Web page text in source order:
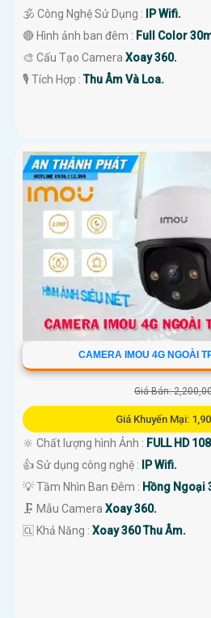
🕉️ Công Nghệ Sử Dụng :
IP Wifi.
🔴 Hình ảnh ban đêm : Full Color
🎨 Cấu Tạo Camera Xoay 360.
️🎙 Tích Hợp :Thu Âm Và Loa.
CAMERA IMOU 4G NGOÀI
Giá Bán:
Giá Khuyến Mại:
🔆 Chất lượng hình Ảnh : FULL HD
👍 Sử dụng công nghệ : IP Wifi.
💡 Tầm Nhìn Ban Đêm : Hồng Ngoại
🗜️ Mẫu Camera Xoay 360.
️🆑 Khả Năng : Xoay 360 Thu Âm.